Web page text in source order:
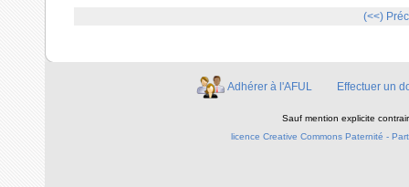
(<<)
Adhérer à l'AFUL Effectuer un
Sauf mention explicite
licence Creative Commons Paternité -